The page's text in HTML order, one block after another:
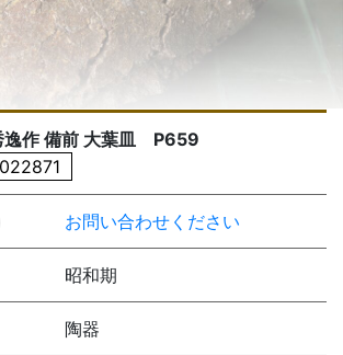
逸作 備前 大葉皿 P659
お問い合わせください
昭和期
陶器